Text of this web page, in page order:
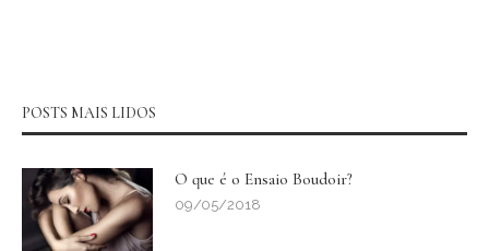
POSTS MAIS LIDOS
O que é o Ensaio Boudoir?
09/05/2018